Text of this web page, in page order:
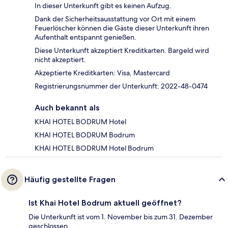
In dieser Unterkunft gibt es keinen Aufzug.
Dank der Sicherheitsausstattung vor Ort mit einem
Feuerlöscher können die Gäste dieser Unterkunft ihren
Aufenthalt entspannt genießen.
Diese Unterkunft akzeptiert Kreditkarten. Bargeld wird
nicht akzeptiert.
Akzeptierte Kreditkarten: Visa, Mastercard
Registrierungsnummer der Unterkunft: 2022-48-0474
Auch bekannt als
KHAI HOTEL BODRUM Hotel
KHAI HOTEL BODRUM Bodrum
KHAI HOTEL BODRUM Hotel Bodrum
Häufig gestellte Fragen
Ist Khai Hotel Bodrum aktuell geöffnet?
Die Unterkunft ist vom 1. November bis zum 31. Dezember
geschlossen.